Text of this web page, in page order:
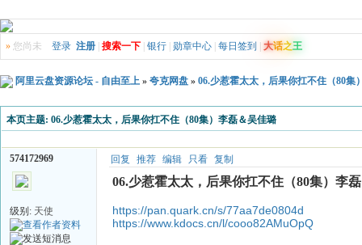
» 您尚未 登录 注册 搜索一下 银行 勋章中心 每日签到 大话之王
阿里云盘资源论坛 - 自由至上 » 夸克网盘 » 06.少惹霍太太，后果你扛不住（80集
本页主题: 06.少惹霍太太，后果你扛不住（80集）李磊＆吴佳璐
574172969
级别: 天使
回复 推荐 编辑 只看 复制
06.少惹霍太太，后果你扛不住（80集）李
https://pan.quark.cn/s/77aa7de0804d
https://www.kdocs.cn/l/cooo82AMuOpQ